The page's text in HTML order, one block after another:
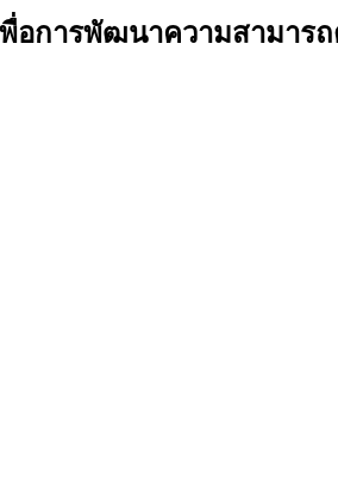
อการพัฒนาความสามาร